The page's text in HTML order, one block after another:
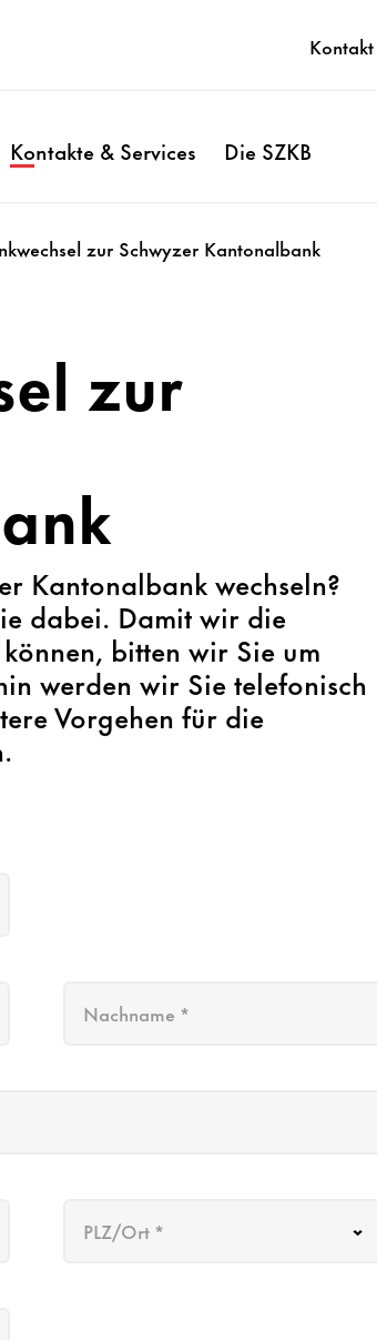
Kontakt
Kontakte & Services Die SZKB
zur Schwyzer Kantonalbank
zur
Kantonalbank wechseln?
dabei. Damit wir die
bitten wir Sie um
werden wir Sie telefonisch
Vorgehen für die
Nachname *
PLZ/Ort *